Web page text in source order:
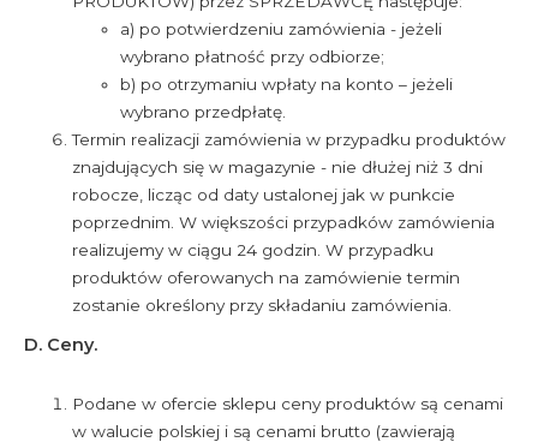
a) po potwierdzeniu zamówienia - jeżeli
wybrano płatność przy odbiorze;
b) po otrzymaniu wpłaty na konto – jeżeli
wybrano przedpłatę.
Termin realizacji zamówienia w przypadku produktów
znajdujących się w magazynie - nie dłużej niż 3 dni
robocze, licząc od daty ustalonej jak w punkcie
poprzednim. W większości przypadków zamówienia
realizujemy w ciągu 24 godzin. W przypadku
produktów oferowanych na zamówienie termin
zostanie określony przy składaniu zamówienia.
D. Ceny.
Podane w ofercie sklepu ceny produktów są cenami
w walucie polskiej i są cenami brutto (zawierają